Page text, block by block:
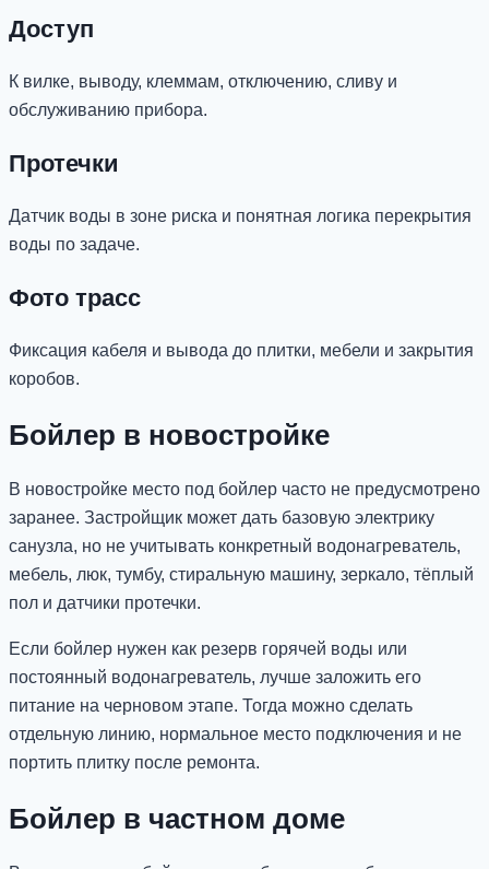
Доступ
К вилке, выводу, клеммам, отключению, сливу и
обслуживанию прибора.
Протечки
Датчик воды в зоне риска и понятная логика перекрытия
воды по задаче.
Фото трасс
Фиксация кабеля и вывода до плитки, мебели и закрытия
коробов.
Бойлер в новостройке
В новостройке место под бойлер часто не предусмотрено
заранее. Застройщик может дать базовую электрику
санузла, но не учитывать конкретный водонагреватель,
мебель, люк, тумбу, стиральную машину, зеркало, тёплый
пол и датчики протечки.
Если бойлер нужен как резерв горячей воды или
постоянный водонагреватель, лучше заложить его
питание на черновом этапе. Тогда можно сделать
отдельную линию, нормальное место подключения и не
портить плитку после ремонта.
Бойлер в частном доме